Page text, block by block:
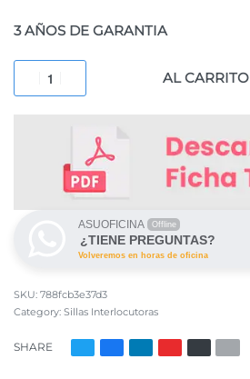
3 AÑOS DE GARANTIA
AL CARRITO
ASUOFICINA Offline
¿TIENE PREGUNTAS?
Volveremos en horas de oficina
788fcb3e37d3
Category: Sillas Interlocutoras
SHARE